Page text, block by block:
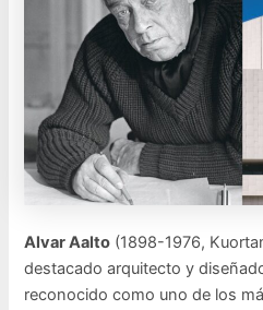
Alvar Aalto (1898-1976,
destacado arquitecto y
reconocido como uno de los